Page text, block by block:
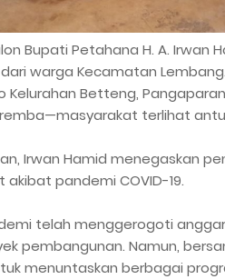
Bupati Petahana H. A.
warga Kecamatan
Betteng,
terlihat
Irwan Hamid menegaskan
pandemi COVID-19.
telah menggerogoti
pembangunan. Namun,
menuntaskan berbagai